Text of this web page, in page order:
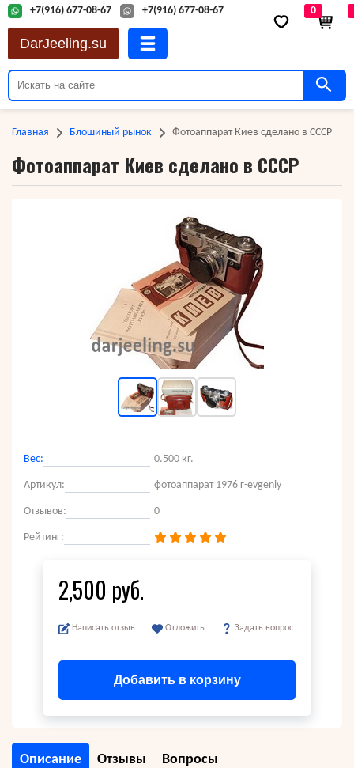
+7(916) 677-08-67 +7(916) 677-08-67
DarJeeling.su
0
Главная Блошиный рынок Фотоаппарат Киев сделано в СССР
Фотоаппарат Киев сделано в СССР
Вес: 0.500 кг.
Артикул: фотоаппарат 1976 г-evgeniy
Отзывов: 0
Рейтинг:
2,500 руб.
Написать отзыв Отложить Задать вопрос
Добавить в корзину
Описание Отзывы Вопросы